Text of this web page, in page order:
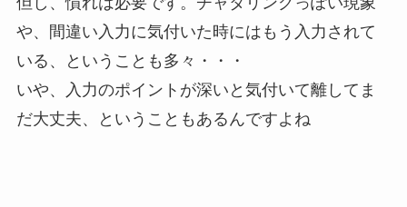
や、間違い入力に気付いた時にはもう入力されて
いる、ということも多々・・・
いや、入力のポイントが深いと気付いて離してま
だ大丈夫、ということもあるんですよね